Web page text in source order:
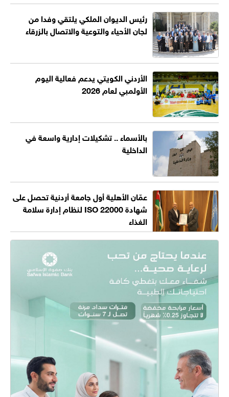
رئيس الديوان الملكي يلتقي وفدا من
لجان الأحياء والتوعية والاتصال بالزرقاء
الأردني الكويتي يدعم فعالية اليوم
الأولمبي لعام 2026
بالأسماء .. تشكيلات إدارية واسعة في
الداخلية
عمّان الأهلية أول جامعة أردنية تحصل على
شهادة ISO 22000 لنظام إدارة سلامة
الغذاء